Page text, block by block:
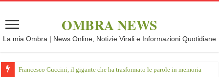
OMBRA NEWS
La mia Ombra | News Online, Notizie Virali e Informazioni Quotidiane
Francesco Guccini, il gigante che ha trasformato le parole in memoria